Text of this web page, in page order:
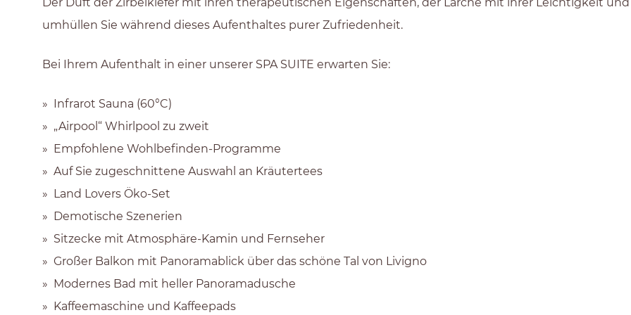
umhüllen Sie während dieses Aufenthaltes purer Zufriedenheit.
Bei Ihrem Aufenthalt in einer unserer SPA SUITE erwarten Sie:
Infrarot Sauna (60°C)
„Airpool“ Whirlpool zu zweit
Empfohlene Wohlbefinden-Programme
Auf Sie zugeschnittene Auswahl an Kräutertees
Land Lovers Öko-Set
Demotische Szenerien
Sitzecke mit Atmosphäre-Kamin und Fernseher
Großer Balkon mit Panoramablick über das schöne Tal von Livigno
Modernes Bad mit heller Panoramadusche
Kaffeemaschine und Kaffeepads